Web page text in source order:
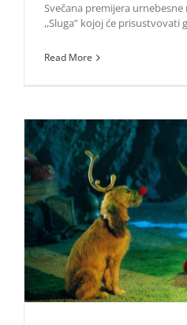
Svečana premijera
,,Sluga” kojoj će prisustvovati
Read More
Filmovi na AMC kanalu za
Život i